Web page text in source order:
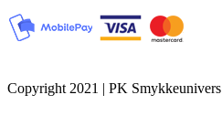
Copyright 2021 | PK Smykkeunivers